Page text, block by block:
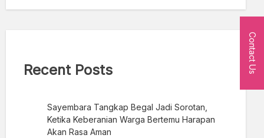
Recent Posts
Sayembara Tangkap Begal Jadi Sorotan,
Ketika Keberanian Warga Bertemu Harapan
Akan Rasa Aman
Contact Us